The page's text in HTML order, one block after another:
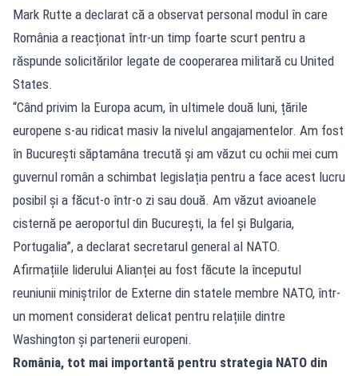
Mark Rutte a declarat că a observat personal modul în care
România a reacționat într-un timp foarte scurt pentru a
răspunde solicitărilor legate de cooperarea militară cu United
States.
“Când privim la Europa acum, în ultimele două luni, țările
europene s-au ridicat masiv la nivelul angajamentelor. Am fost
în București săptamâna trecută și am văzut cu ochii mei cum
guvernul român a schimbat legislația pentru a face acest lucru
posibil și a făcut-o într-o zi sau două. Am văzut avioanele
cisternă pe aeroportul din Bucureşti, la fel şi Bulgaria,
Portugalia”, a declarat secretarul general al NATO.
Afirmațiile liderului Alianței au fost făcute la începutul
reuniunii miniștrilor de Externe din statele membre NATO, într-
un moment considerat delicat pentru relațiile dintre
Washington și partenerii europeni.
România, tot mai importantă pentru strategia NATO din